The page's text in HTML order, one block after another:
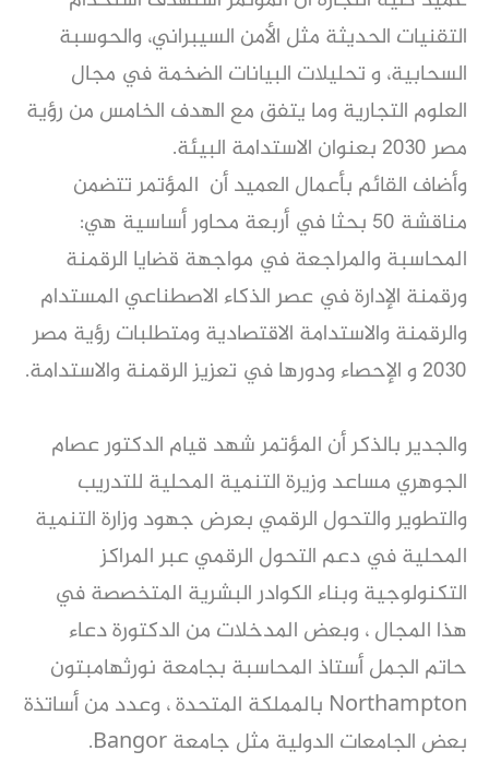
التقنيات الحديثة مثل الأمن السيبراني، والحوسبة
السحابية، و تحليلات البيانات الضخمة في مجال
العلوم التجارية وما يتفق مع الهدف الخامس من رؤية
مصر 2030 بعنوان الاستدامة البيئة.
وأضاف القائم بأعمال العميد أن المؤتمر تتضمن
مناقشة 50 بحثا في أربعة محاور أساسية هي:
المحاسبة والمراجعة في مواجهة قضايا الرقمنة
ورقمنة الإدارة في عصر الذكاء الاصطناعي المستدام
والرقمنة والاستدامة الاقتصادية ومتطلبات رؤية مصر
2030 و الإحصاء ودورها في تعزيز الرقمنة والاستدامة.
والجدير بالذكر أن المؤتمر شهد قيام الدكتور عصام
الجوهري مساعد وزيرة التنمية المحلية للتدريب
والتطوير والتحول الرقمي بعرض جهود وزارة التنمية
المحلية في دعم التحول الرقمي عبر المراكز
التكنولوجية وبناء الكوادر البشرية المتخصصة في
هذا المجال ، وبعض المدخلات من الدكتورة دعاء
حاتم الجمل أستاذ المحاسبة بجامعة نورثهامبتون
Northampton بالمملكة المتحدة ، وعدد من أساتذة
بعض الجامعات الدولية مثل جامعة Bangor.